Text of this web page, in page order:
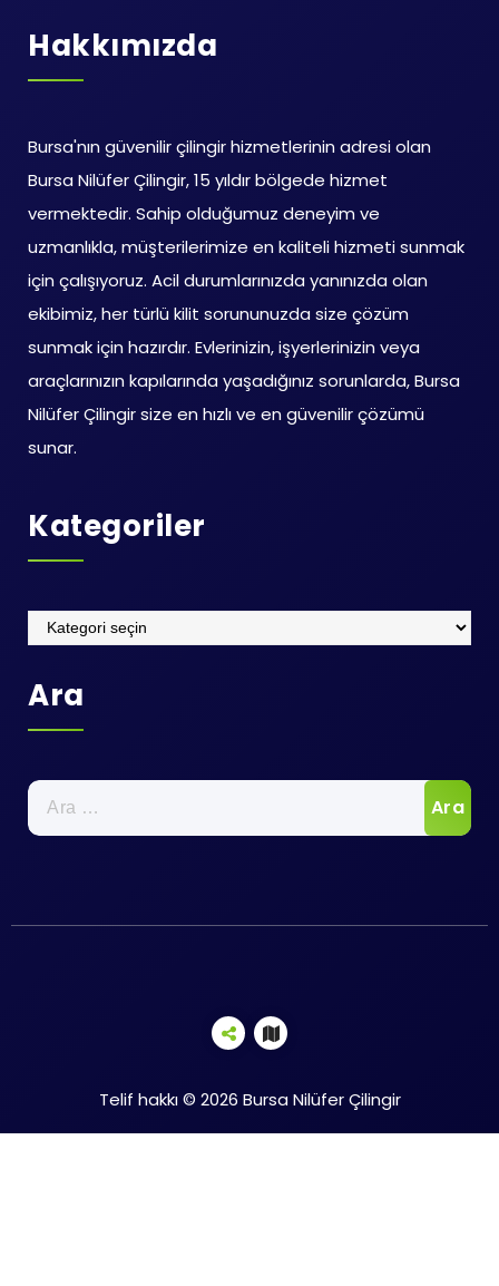
Hakkımızda
Bursa'nın güvenilir çilingir hizmetlerinin adresi olan
Bursa Nilüfer Çilingir, 15 yıldır bölgede hizmet
vermektedir. Sahip olduğumuz deneyim ve
uzmanlıkla, müşterilerimize en kaliteli hizmeti sunmak
için çalışıyoruz. Acil durumlarınızda yanınızda olan
ekibimiz, her türlü kilit sorununuzda size çözüm
sunmak için hazırdır. Evlerinizin, işyerlerinizin veya
araçlarınızın kapılarında yaşadığınız sorunlarda, Bursa
Nilüfer Çilingir size en hızlı ve en güvenilir çözümü
sunar.
Kategoriler
Kategoriler
Ara
Arama:
Telif hakkı © 2026 Bursa Nilüfer Çilingir